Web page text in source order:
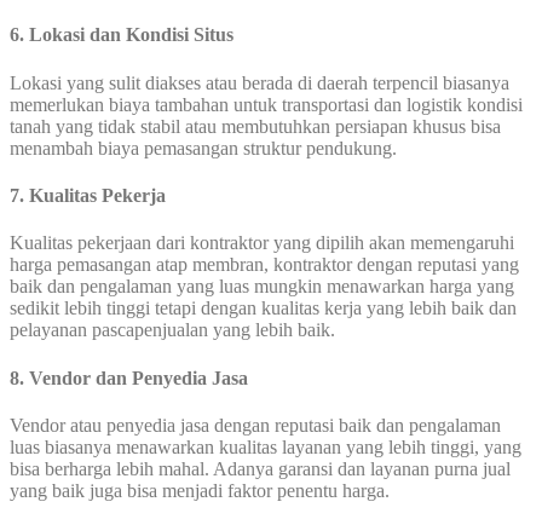
6. Lokasi dan Kondisi Situs
Lokasi yang sulit diakses atau berada di daerah terpencil biasanya
memerlukan biaya tambahan untuk transportasi dan logistik kondisi
tanah yang tidak stabil atau membutuhkan persiapan khusus bisa
menambah biaya pemasangan struktur pendukung.
7. Kualitas Pekerja
Kualitas pekerjaan dari kontraktor yang dipilih akan memengaruhi
harga pemasangan atap membran, kontraktor dengan reputasi yang
baik dan pengalaman yang luas mungkin menawarkan harga yang
sedikit lebih tinggi tetapi dengan kualitas kerja yang lebih baik dan
pelayanan pascapenjualan yang lebih baik.
8. Vendor dan Penyedia Jasa
Vendor atau penyedia jasa dengan reputasi baik dan pengalaman
luas biasanya menawarkan kualitas layanan yang lebih tinggi, yang
bisa berharga lebih mahal. Adanya garansi dan layanan purna jual
yang baik juga bisa menjadi faktor penentu harga.